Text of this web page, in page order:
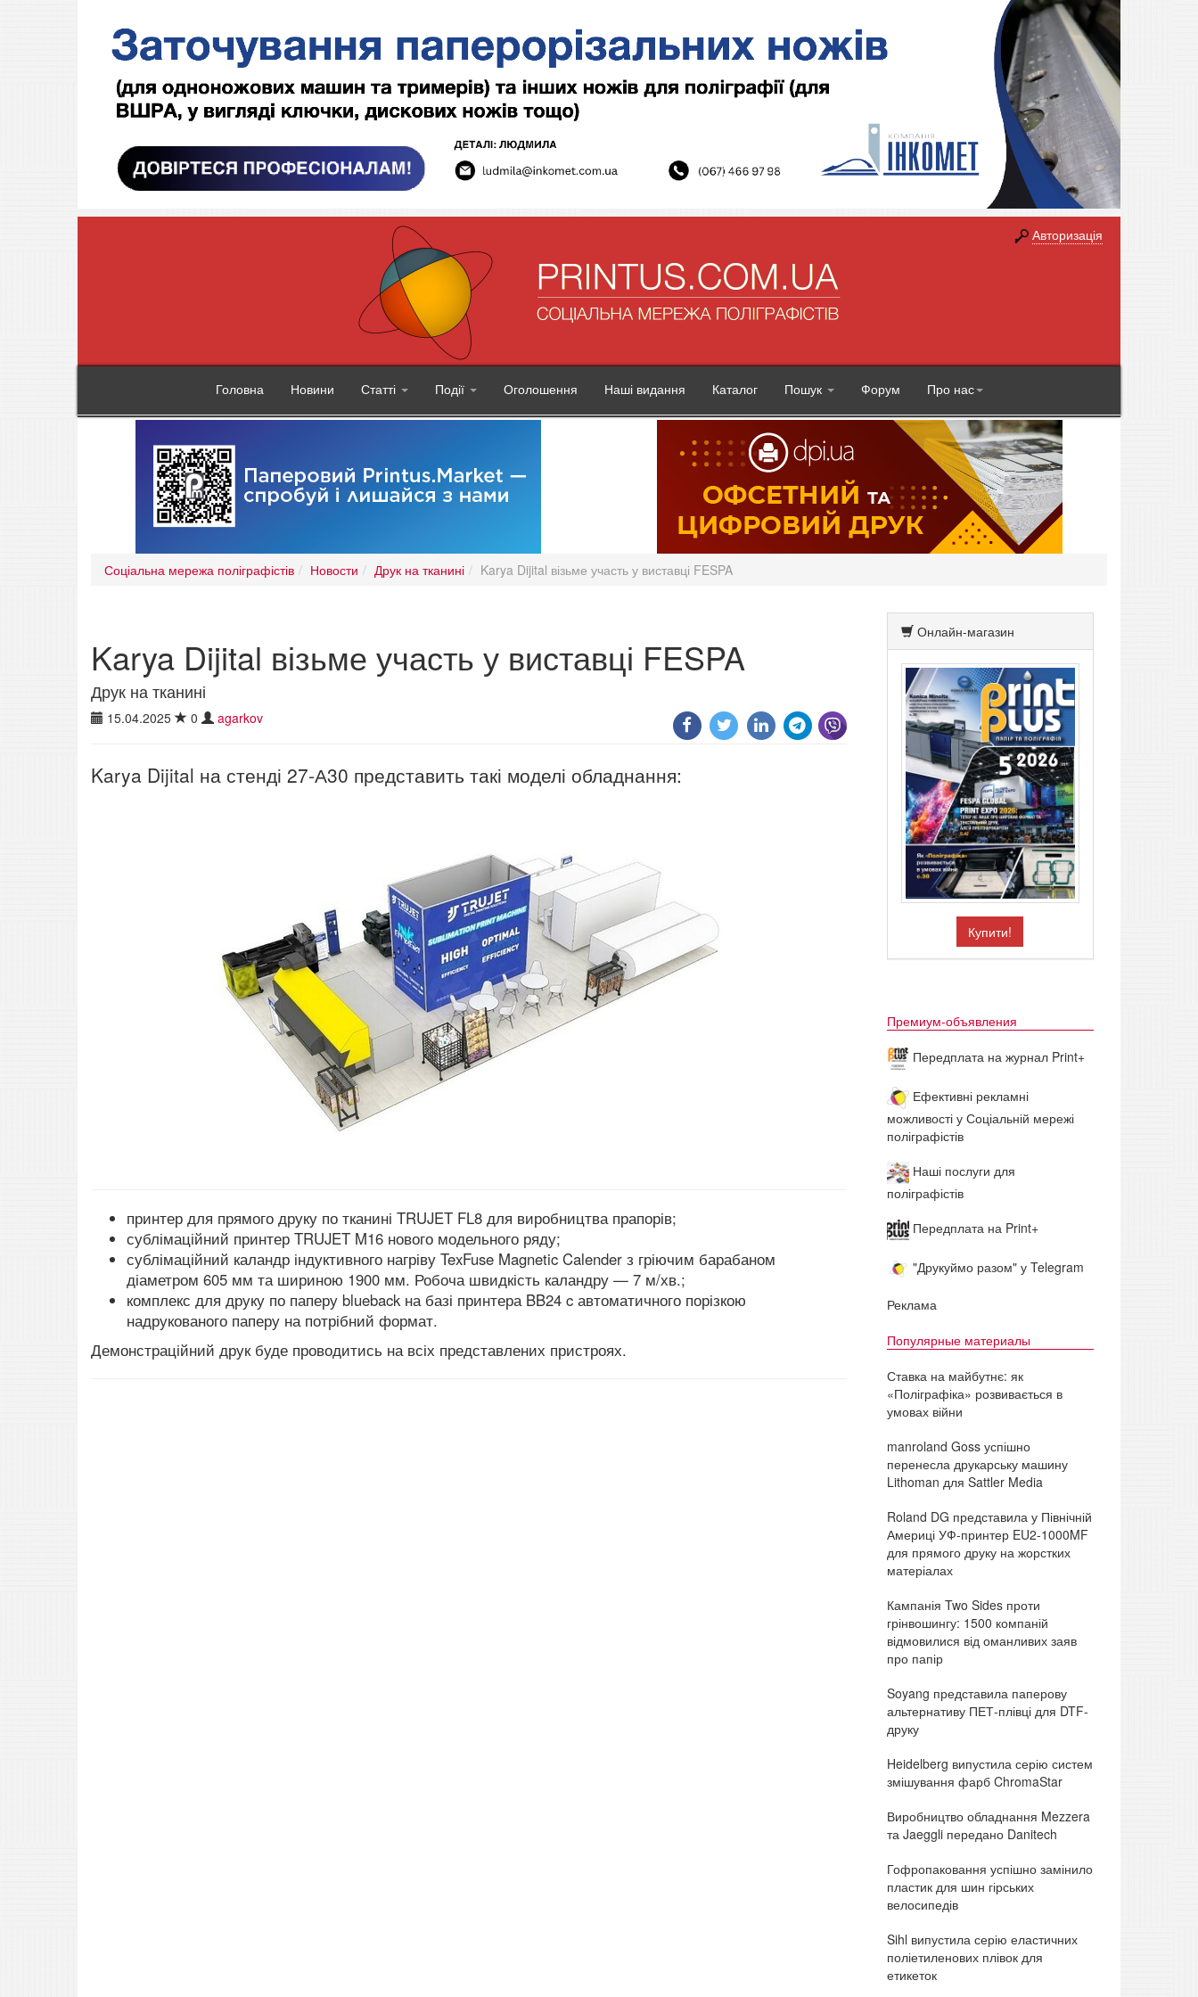
Авторизація
Головна Новини Статті Події Оголошення Наші видання Каталог Пошук Форум Про нас
Соціальна мережа поліграфістів Новости Друк на тканині Karya Dijital візьме участь у виставці FESPA
Karya Dijital візьме участь у виставці FESPA
Друк на тканині
15.04.2025 0 agarkov
Karya Dijital на стенді 27-А30 представить такі моделі обладнання:
принтер для прямого друку по тканині TRUJET FL8 для виробництва прапорів;
сублімаційний принтер TRUJET M16 нового модельного ряду;
сублімаційний каландр індуктивного нагріву TexFuse Magnetic Calender з гріючим барабаном
діаметром 605 мм та шириною 1900 мм. Робоча швидкість каландру — 7 м/хв.;
комплекс для друку по паперу blueback на базі принтера BB24 c автоматичного порізкою
надрукованого паперу на потрібний формат.
Демонстраційний друк буде проводитись на всіх представлених пристроях.
Онлайн-магазин
Купити!
Премиум-объявления
Передплата на журнал Print+
Ефективні рекламні
можливості у Соціальній мережі
поліграфістів
Наші послуги для
поліграфістів
Передплата на Print+
"Друкуймо разом" у Telegram
Реклама
Популярные материалы
Ставка на майбутнє: як
«Поліграфіка» розвивається в
умовах війни
manroland Goss успішно
перенесла друкарську машину
Lithoman для Sattler Media
Roland DG представила у Північній
Америці УФ-принтер EU2-1000MF
для прямого друку на жорстких
матеріалах
Кампанія Two Sides проти
грінвошингу: 1500 компаній
відмовилися від оманливих заяв
про папір
Soyang представила паперову
альтернативу ПЕТ-плівці для DTF-
друку
Heidelberg випустила серію систем
змішування фарб ChromaStar
Виробництво обладнання Mezzera
та Jaeggli передано Danitech
Гофропаковання успішно замінило
пластик для шин гірських
велосипедів
Sihl випустила серію еластичних
поліетиленових плівок для
етикеток